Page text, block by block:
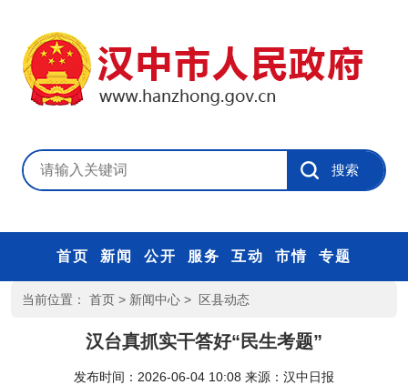
首页 新闻 公开 服务 互动 市情 专题
当前位置： 首页 > 新闻中心 > 区县动态
汉台真抓实干答好“民生考题”
发布时间：2026-06-04 10:08 来源： 汉中日报